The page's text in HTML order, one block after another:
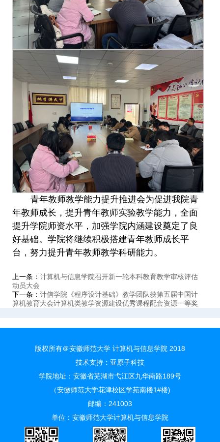
青年教师教学能力提升推进会为促进我院青
年教师成长，提升青年教师实验教学能力，全面
提升学院师资水平，加强学院内涵建设奠定了良
好基础。学院将继续积极搭建青年教师成长平
台，努力提升青年教师教学科研能力。
上一条： 计算机与信息学院召开新一轮本科教育教学审核评估
动员大会
下一条： 计信学院《程序设计基础》教学团队获第五届中国计
算机教育大会计算机类教学资源建设优秀课程配套资源一等奖
版权所有＠安徽师范大学 计算机与信息学院 2018
技术支持： 亚原子科技
学院地址：安徽省芜湖市弋江区九华南路189号
（安徽师范大学花津校区学苑南楼1#楼)
邮编：241003
单位：安徽师范大学计算机与信息学院